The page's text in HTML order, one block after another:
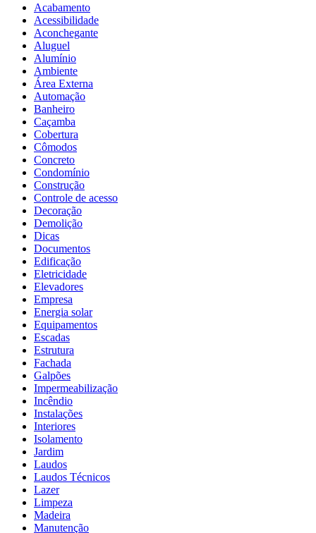
Acabamento
Acessibilidade
Aconchegante
Aluguel
Alumínio
Ambiente
Área Externa
Automação
Banheiro
Caçamba
Cobertura
Cômodos
Concreto
Condomínio
Construção
Controle de acesso
Decoração
Demolição
Dicas
Documentos
Edificação
Eletricidade
Elevadores
Empresa
Energia solar
Equipamentos
Escadas
Estrutura
Fachada
Galpões
Impermeabilização
Incêndio
Instalações
Interiores
Isolamento
Jardim
Laudos
Laudos Técnicos
Lazer
Limpeza
Madeira
Manutenção